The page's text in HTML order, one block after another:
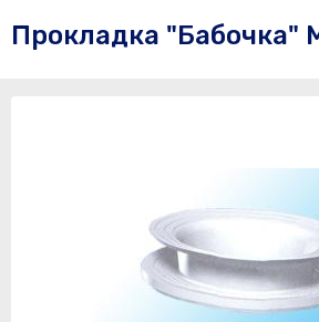
Прокладка "Бабочка"